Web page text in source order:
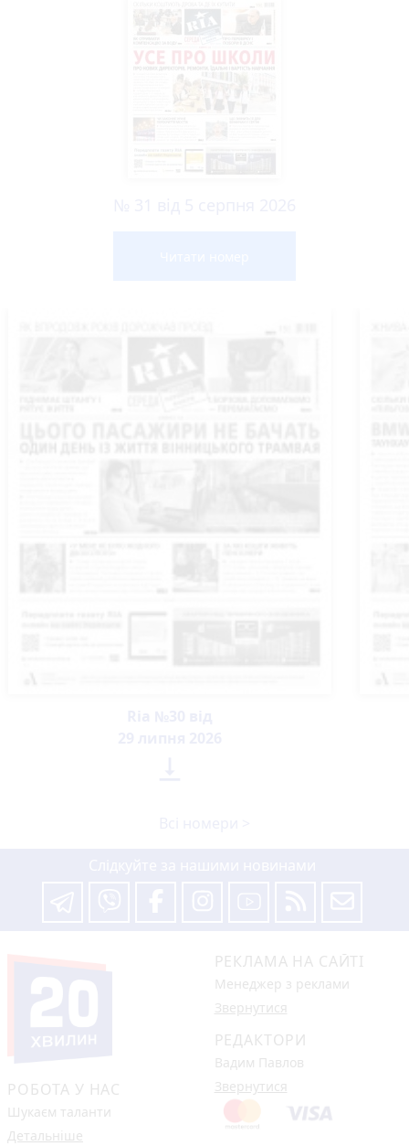
РОБОТА У НАС
Шукаєм таланти
Детальніше
РЕКЛАМА НА САЙТІ
Менеджер з реклами
Звернутися
РЕДАКТОРИ
Вадим Павлов
Звернутися